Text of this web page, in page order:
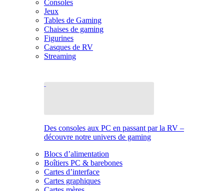
Consoles
Jeux
Tables de Gaming
Chaises de gaming
Figurines
Casques de RV
Streaming
Des consoles aux PC en passant par la RV –
découvre notre univers de gaming
Blocs d’alimentation
Boîtiers PC & barebones
Cartes d’interface
Cartes graphiques